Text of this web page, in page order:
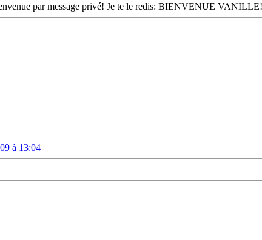
par message privé! Je te le redis: BIENVENUE VANILLE!
à 13:04